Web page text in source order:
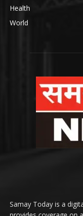
Health
World
Samay Today is a